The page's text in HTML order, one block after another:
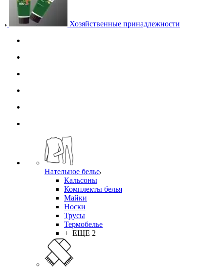
Хозяйственные принадлежности
Нательное белье
Кальсоны
Комплекты белья
Майки
Носки
Трусы
Термобелье
+ ЕЩЕ 2